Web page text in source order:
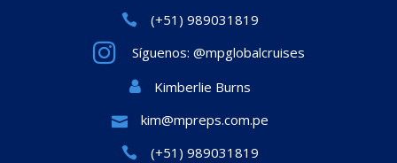
(+51) 989031819
Síguenos: @mpglobalcruises
Kimberlie Burns
kim@mpreps.com.pe
(+51) 989031819